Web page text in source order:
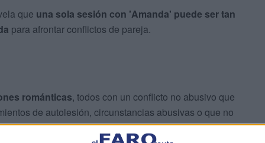
que una sola sesión con 'Amanda' puede ser tan
para afrontar conflictos de pareja.
románticas, todos con un conflicto no abusivo que
de autolesión, circunstancias abusivas o que no
excluidos del estudio.